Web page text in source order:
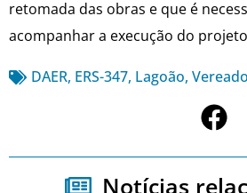
retomada das obras e que é
acompanhar a execução do
DAER, ERS-347, Lagoão,
Notícias